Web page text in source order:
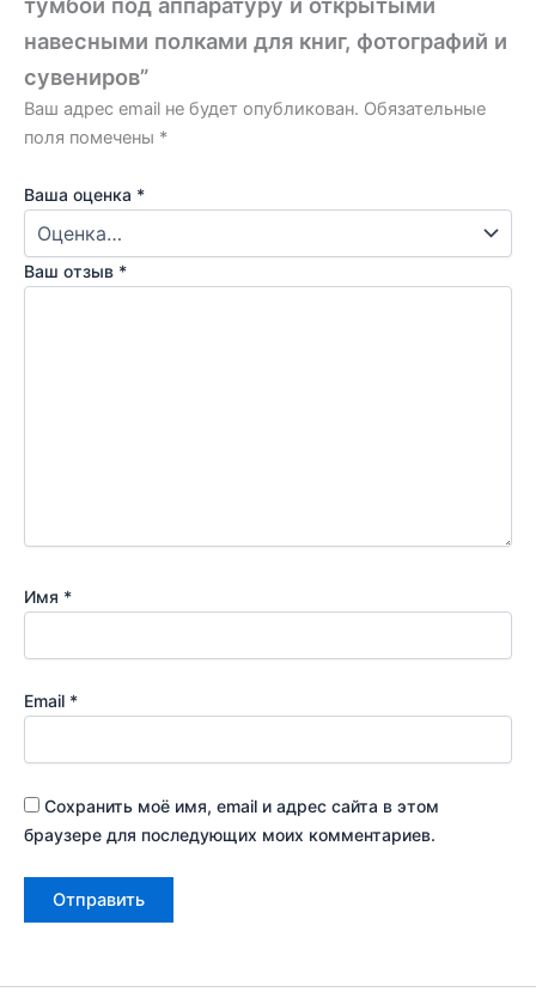
тумбой под аппаратуру и открытыми
навесными полками для книг, фотографий и
сувениров”
Ваш адрес email не будет опубликован. Обязательные
поля помечены *
Ваша оценка *
Ваш отзыв *
Имя *
Email *
Сохранить моё имя, email и адрес сайта в этом
браузере для последующих моих комментариев.